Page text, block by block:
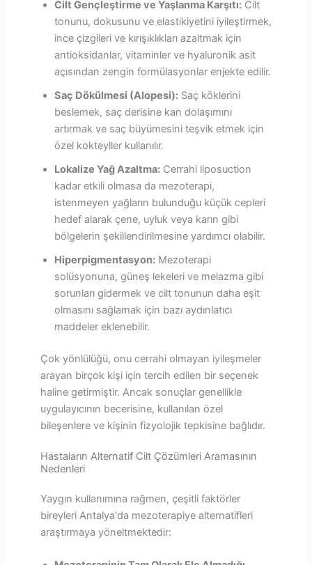
Cilt Gençleştirme ve Yaşlanma Karşıtı:Cilt
tonunu, dokusunu ve elastikiyetini iyileştirmek,
ince çizgileri ve kırışıklıkları azaltmak için
antioksidanlar, vitaminler ve hyaluronik asit
açısından zengin formülasyonlar enjekte edilir.
Saç Dökülmesi (Alopesi):Saç köklerini
beslemek, saç derisine kan dolaşımını
artırmak ve saç büyümesini teşvik etmek için
özel kokteyller kullanılır.
Lokalize Yağ Azaltma:Cerrahi liposuction
kadar etkili olmasa da mezoterapi,
istenmeyen yağların bulunduğu küçük cepleri
hedef alarak çene, uyluk veya karın gibi
bölgelerin şekillendirilmesine yardımcı olabilir.
Hiperpigmentasyon:Mezoterapi
solüsyonuna, güneş lekeleri ve melazma gibi
sorunları gidermek ve cilt tonunun daha eşit
olmasını sağlamak için bazı aydınlatıcı
maddeler eklenebilir.
Çok yönlülüğü, onu cerrahi olmayan iyileşmeler
arayan birçok kişi için tercih edilen bir seçenek
haline getirmiştir. Ancak sonuçlar genellikle
uygulayıcının becerisine, kullanılan özel
bileşenlere ve kişinin fizyolojik tepkisine bağlıdır.
Hastaların Alternatif Cilt Çözümleri Aramasının
Nedenleri
Yaygın kullanımına rağmen, çeşitli faktörler
bireyleri Antalya'da mezoterapiye alternatifleri
araştırmaya yöneltmektedir: